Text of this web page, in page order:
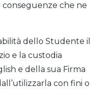
conseguenze che ne
dello Studente il
e la custodia
e della sua Firma
con fini o